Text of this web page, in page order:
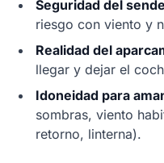
Seguridad del
riesgo con viento y
Realidad del
llegar y dejar el
Idoneidad para
sombras, viento
retorno, linterna).